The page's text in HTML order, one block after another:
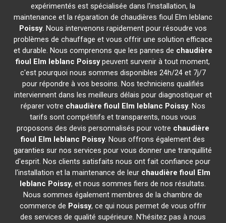
expérimentés est spécialisée dans l'installation, la
maintenance et la réparation de chaudières fioul Elm leblanc
Poissy. Nous intervenons rapidement pour résoudre vos
problèmes de chauffage et vous offrir une solution efficace
et durable. Nous comprenons que les pannes de chaudière
fioul Elm leblanc Poissypeuvent survenir à tout moment,
c'est pourquoi nous sommes disponibles 24h/24 et 7j/7
pour répondre à vos besoins. Nos techniciens qualifiés
interviennent dans les meilleurs délais pour diagnostiquer et
réparer votre chaudière fioul Elm leblanc Poissy. Nos
tarifs sont compétitifs et transparents, nous vous
proposons des devis personnalisés pour votre chaudière
fioul Elm leblanc Poissy. Nous offrons également des
garanties sur nos services pour vous donner une tranquillité
d'esprit. Nos clients satisfaits nous ont fait confiance pour
l'installation et la maintenance de leur chaudière fioul Elm
leblanc Poissy, et nous sommes fiers de nos résultats.
Nous sommes également membres de la chambre de
commerce de Poissy, ce qui nous permet de vous offrir
des services de qualité supérieure. N'hésitez pas à nous